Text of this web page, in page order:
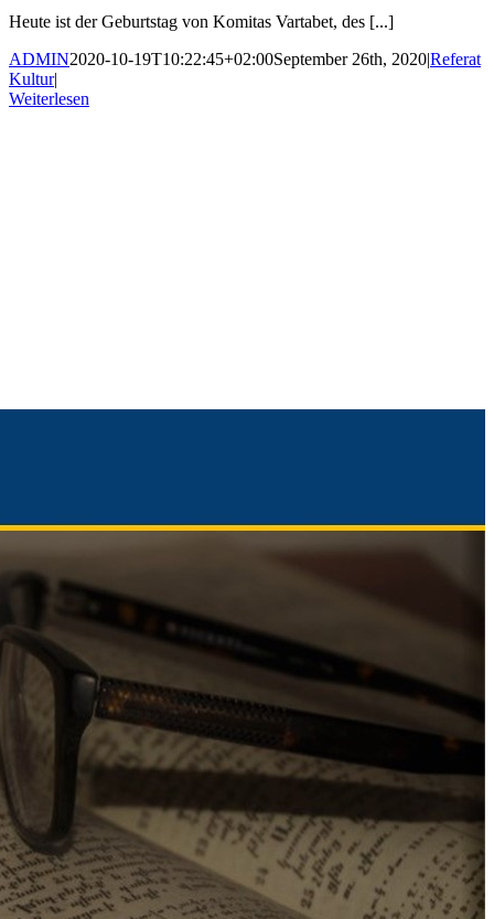
Heute ist der Geburtstag von Komitas Vartabet, des [...]
ADMIN2020-10-19T10:22:45+02:00September 26th, 2020|Referat
Kultur|
Weiterlesen